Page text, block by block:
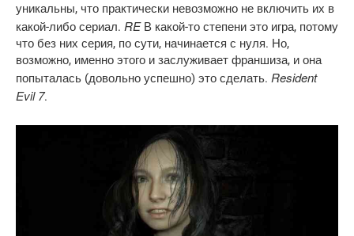
уникальны, что практически невозможно не включить их в
какой-либо сериал. RE В какой-то степени это игра, потому
что без них серия, по сути, начинается с нуля. Но,
возможно, именно этого и заслуживает франшиза, и она
попыталась (довольно успешно) это сделать. Resident
Evil 7.